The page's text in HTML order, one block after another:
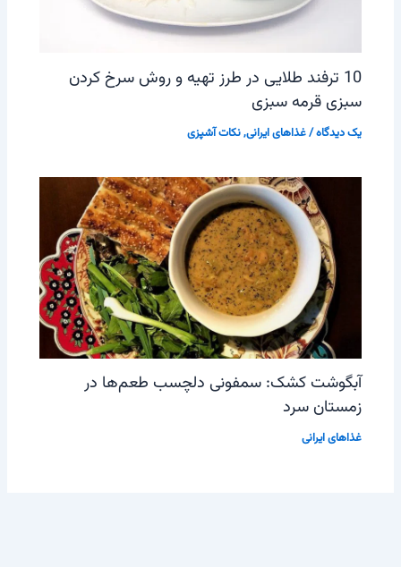
10 ترفند طلایی در طرز تهیه و روش سرخ کردن
سبزی قرمه سبزی
یک دیدگاه/غذاهای ایرانی,نکات آشپزی
آبگوشت کشک: سمفونی دلچسب طعم‌ها در
زمستان سرد
غذاهای ایرانی